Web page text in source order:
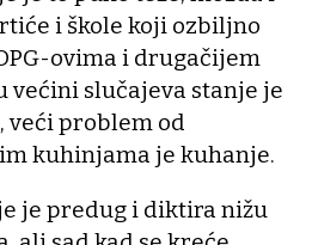
i škole koji ozbiljno
ovima i drugačijem
većini slučajeva stanje je
veći problem od
kuhinjama je kuhanje.
je predug i diktira nižu